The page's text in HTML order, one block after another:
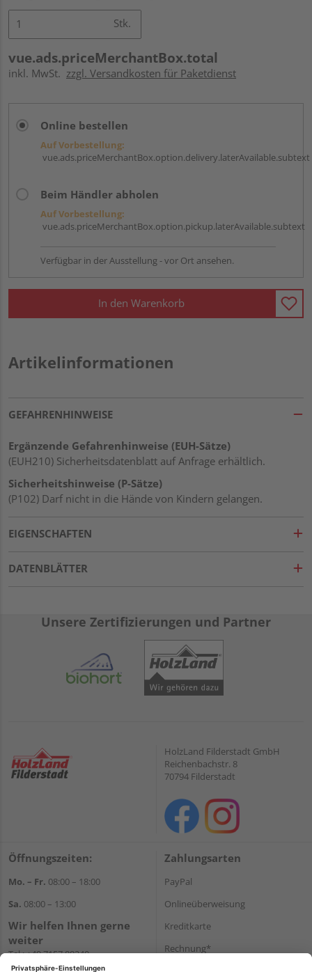
Stk.
vue.ads.priceMerchantBox.total
inkl. MwSt. zzgl. Versandkosten für Paketdienst
Online bestellen
Auf Vorbestellung:
vue.ads.priceMerchantBox.option.delivery.laterAvailable.subtext
Beim Händler abholen
Auf Vorbestellung:
vue.ads.priceMerchantBox.option.pickup.laterAvailable.subtext
Verfügbar in der Ausstellung - vor Ort ansehen.
In den Warenkorb
Artikelinformationen
GEFAHRENHINWEISE
Ergänzende Gefahrenhinweise (EUH-Sätze)
(EUH210) Sicherheitsdatenblatt auf Anfrage erhältlich.
Sicherheitshinweise (P-Sätze)
(P102) Darf nicht in die Hände von Kindern gelangen.
EIGENSCHAFTEN
DATENBLÄTTER
Unsere Zertifizierungen und Partner
HolzLand Filderstadt GmbH
Reichenbachstr. 8
70794 Filderstadt
Öffnungszeiten:
Mo. – Fr. 08:00 – 18:00
Sa. 08:00 – 13:00
Wir helfen Ihnen gerne
weiter
Tel.:+49 7157 88240
E-Mail:shop@holzland-
Zahlungsarten
PayPal
Onlineüberweisung
Kreditkarte
Rechnung*